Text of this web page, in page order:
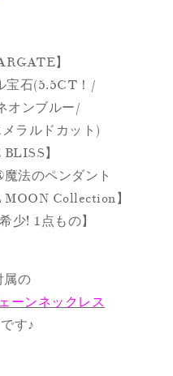
】
宝石(5.5CT！/
オンブルー/
ラルドカット)
】
法のペンダント
Collection】
少! 1点もの】
属の
ーンネックレス
す♪